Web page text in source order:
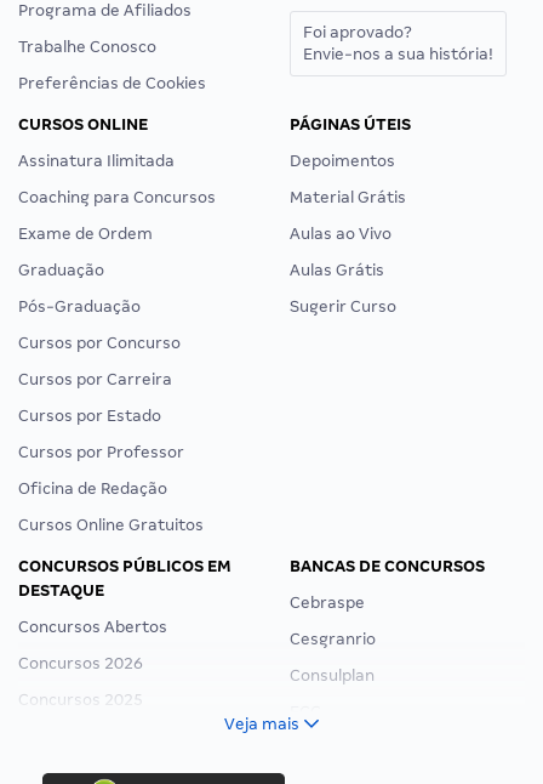
Programa de Afiliados
Trabalhe Conosco
Preferências de Cookies
Foi aprovado?
Envie-nos a sua história!
CURSOS ONLINE
Assinatura Ilimitada
Coaching para Concursos
Exame de Ordem
Graduação
Pós-Graduação
Cursos por Concurso
Cursos por Carreira
Cursos por Estado
Cursos por Professor
Oficina de Redação
Cursos Online Gratuitos
PÁGINAS ÚTEIS
Depoimentos
Material Grátis
Aulas ao Vivo
Aulas Grátis
Sugerir Curso
CONCURSOS PÚBLICOS EM
DESTAQUE
Concursos Abertos
Concursos 2026
Concursos 2025
Concurso Ibama
BANCAS DE CONCURSOS
Cebraspe
Cesgranrio
Consulplan
Veja mais